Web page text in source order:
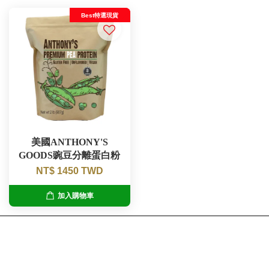
Best特選現貨
美國ANTHONY'S
GOODS豌豆分離蛋白粉
NT$ 1450 TWD
加入購物車